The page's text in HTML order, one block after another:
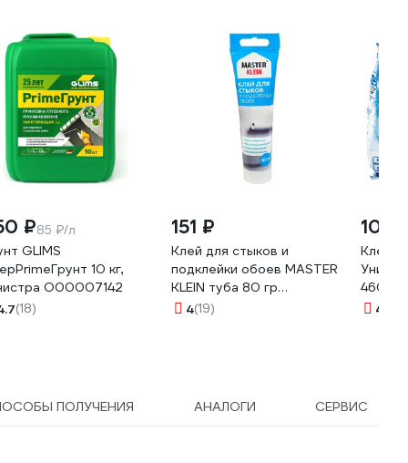
₽85 ₽/л
GLIMS
10 кг,
О00007142
(18)
151 ₽
Клей для стыков и
подклейки обоев MASTER
KLEIN туба 80 гр
11605688
4(19)
108
Клей
4.9
ПОЛУЧЕНИЯ АНАЛОГИ СЕРВИС